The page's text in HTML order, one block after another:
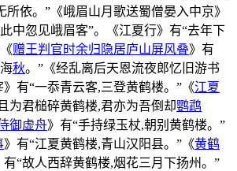
依。”《峨眉山月歌送蜀僧晏入中京》
中忽见峨眉客”。《江夏行》有“去年下
赠王判官时余归隐居庐山屏风叠》有
秋。”《经乱离后天恩流夜郎忆旧游书
有“一忝青云客,三登黄鹤楼。”《江夏
为君槌碎黄鹤楼,君亦为吾倒却鹦鹉
御虚舟》有“手持绿玉杖,朝别黄鹤楼。”
》有“江夏黄鹤楼,青山汉阳县。”《黄鹤
有“故人西辞黄鹤楼,烟花三月下扬州。”